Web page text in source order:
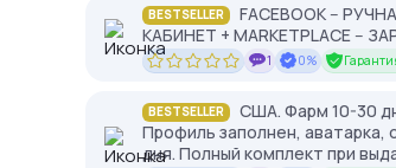
BESTSELLER
FACEBOOK --
КАБИНЕТ + MARKETPLACE --
1 0%
BESTSELLER
США. Фарм 10-30
Профиль заполнен, аватарка,
дня. Полный комплект при